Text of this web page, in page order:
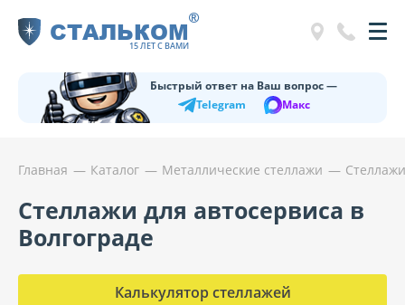
СТАЛЬКОМ
15 ЛЕТ С ВАМИ
®
Быстрый ответ на Ваш вопрос —
Telegram
Макс
Главная Каталог Металлические стеллажи
Стеллажи для автосервиса в
Волгограде
Калькулятор стеллажей